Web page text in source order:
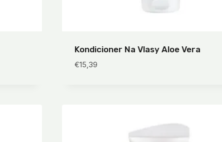
Kondicioner Na Vlasy Aloe Vera
€15,39